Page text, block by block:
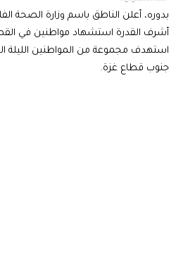
بدوره، أعلن الناطق باسم وزارة الصحة
أشرف القدرة استشهاد مواطنين في
استهدف مجموعة من المواطنين الليلة
جنوب قطاع غزة.